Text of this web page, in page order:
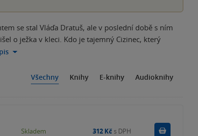
se stal Vláďa Dratuš, ale v poslední době s ním
o ježka v kleci. Kdo je tajemný Cizinec, který
Všechny Knihy E-knihy Audioknihy
Skladem 312 Kč s DPH